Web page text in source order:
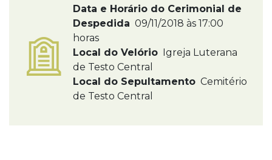
Data e Horário do Cerimonial de
Despedida 09/11/2018 às 17:00
horas
Local do Velório Igreja Luterana
de Testo Central
Local do Sepultamento Cemitério
de Testo Central